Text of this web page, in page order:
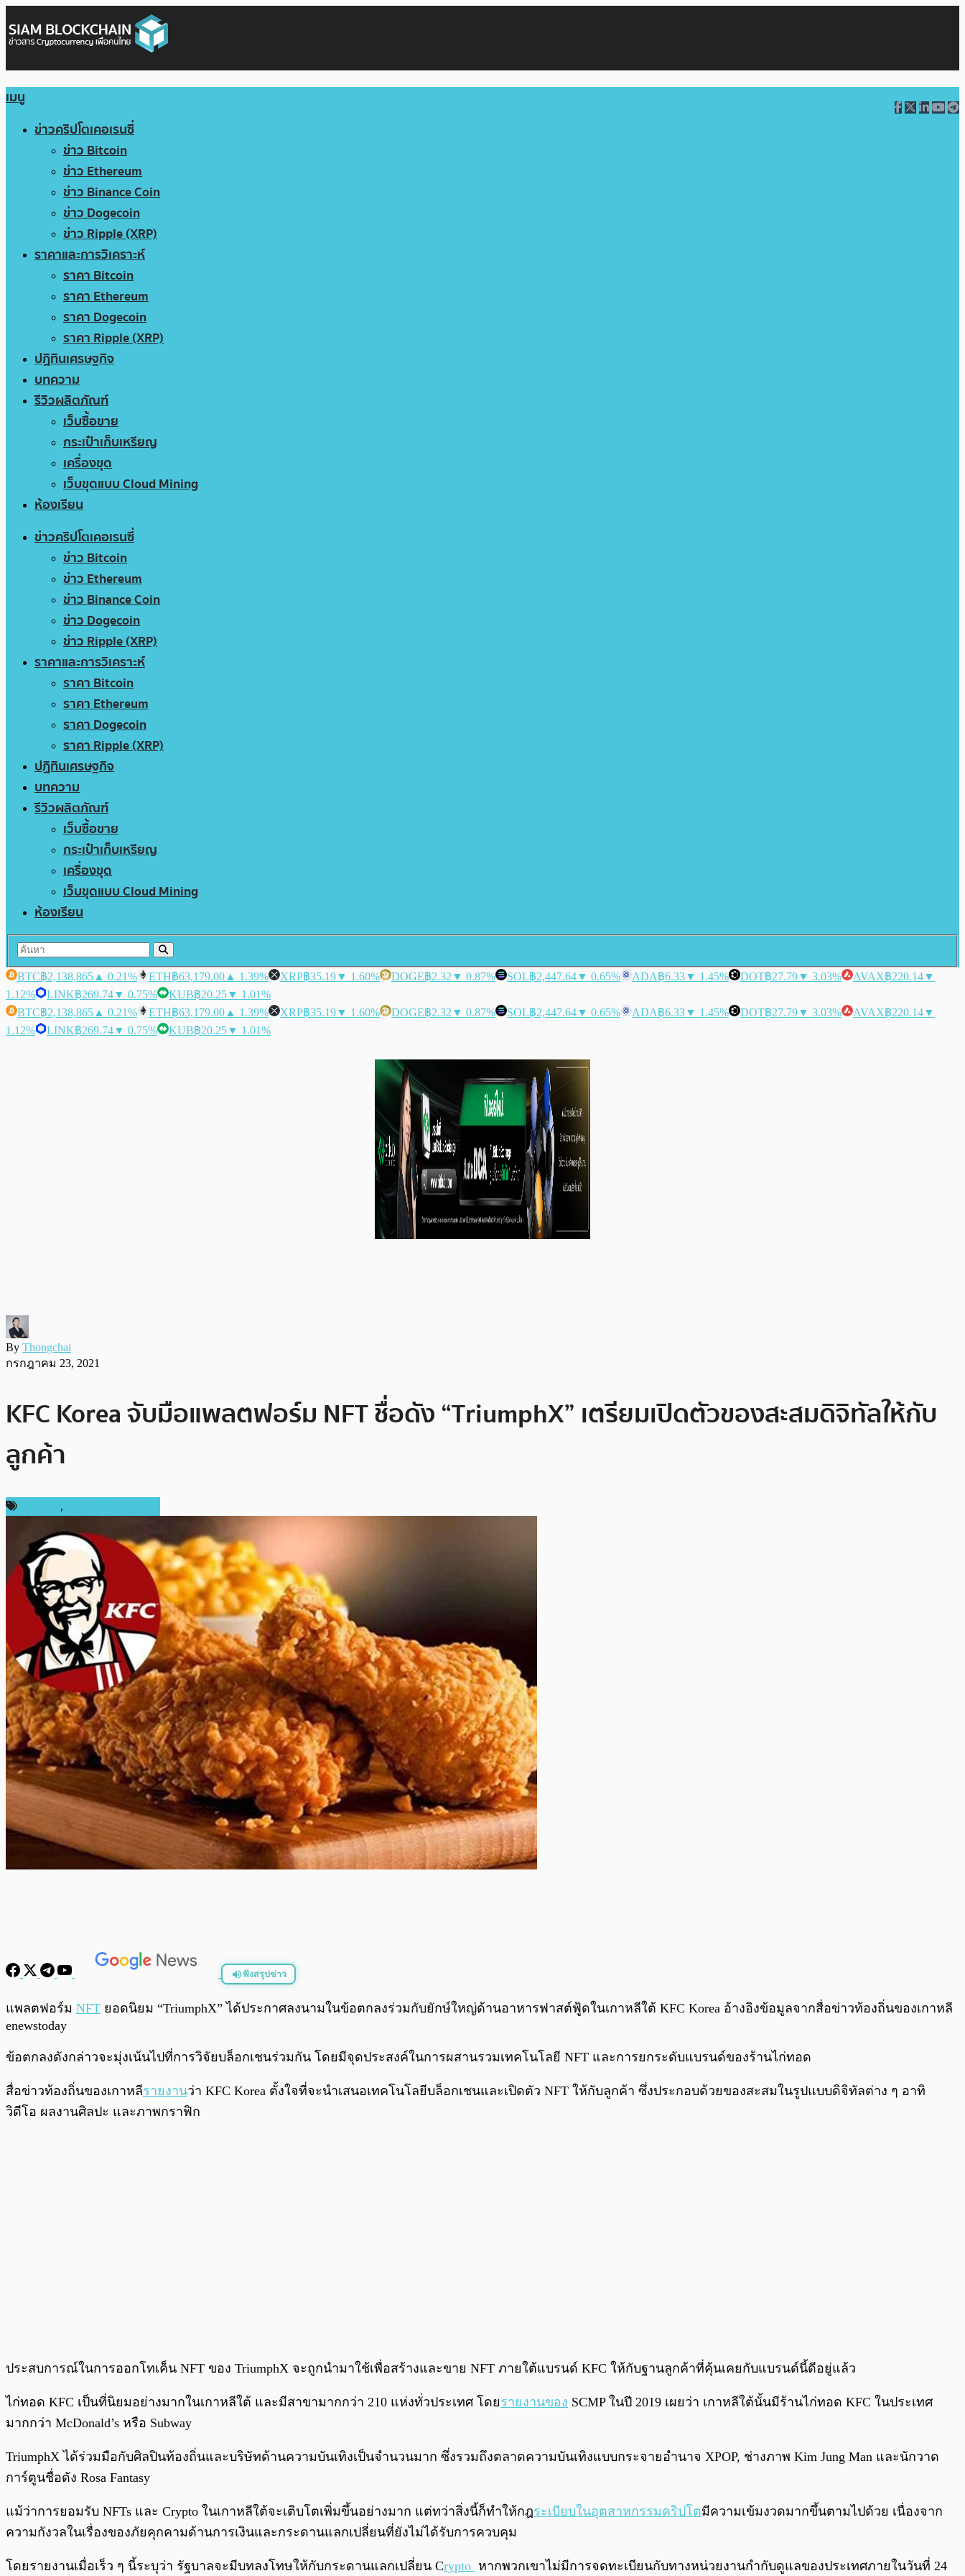
เมนู
ข่าวคริปโตเคอเรนซี่
ข่าว Bitcoin
ข่าว Ethereum
ข่าว Binance Coin
ข่าว Dogecoin
ข่าว Ripple (XRP)
ราคาและการวิเคราะห์
ราคา Bitcoin
ราคา Ethereum
ราคา Dogecoin
ราคา Ripple (XRP)
ปฏิทินเศรษฐกิจ
บทความ
รีวิวผลิตภัณฑ์
เว็บซื้อขาย
กระเป๋าเก็บเหรียญ
เครื่องขุด
เว็บขุดแบบ Cloud Mining
ห้องเรียน
ข่าวคริปโตเคอเรนซี่
ข่าว Bitcoin
ข่าว Ethereum
ข่าว Binance Coin
ข่าว Dogecoin
ข่าว Ripple (XRP)
ราคาและการวิเคราะห์
ราคา Bitcoin
ราคา Ethereum
ราคา Dogecoin
ราคา Ripple (XRP)
ปฏิทินเศรษฐกิจ
บทความ
รีวิวผลิตภัณฑ์
เว็บซื้อขาย
กระเป๋าเก็บเหรียญ
เครื่องขุด
เว็บขุดแบบ Cloud Mining
ห้องเรียน
BTC฿2,138,865 ▲ 0.21% ETH฿63,179.00 ▲ 1.39% XRP฿35.19▼ 1.60% DOGE฿2.32 ▼ 0.87% SOL฿2,447.64▼ 0.65% ADA฿6.33▼ 1.45% DOT฿27.79▼ 3.03% AVAX฿220.14▼
1.12%
LINK฿269.74▼ 0.75% KUB฿20.25▼ 1.01%
BTC฿2,138,865 ▲ 0.21% ETH฿63,179.00 ▲ 1.39% XRP฿35.19▼ 1.60% DOGE฿2.32 ▼ 0.87% SOL฿2,447.64▼ 0.65% ADA฿6.33▼ 1.45% DOT฿27.79▼ 3.03% AVAX฿220.14▼
1.12%
LINK฿269.74▼ 0.75% KUB฿20.25▼ 1.01%
By Thongchai
กรกฎาคม 23, 2021
KFC Korea จับมือแพลตฟอร์ม NFT ชื่อดัง “TriumphX” เตรียมเปิดตัวของสะสมดิจิทัลให้กับ
ลูกค้า
,
ฟังสรุปข่าว
พร้อมเล่น 0:00/
แพลตฟอร์ม NFT ยอดนิยม “TriumphX” ได้ประกาศลงนามในข้อตกลงร่วมกับยักษ์ใหญ่ด้านอาหารฟาสต์ฟู้ดในเกาหลีใต้ KFC Korea อ้างอิงข้อมูลจากสื่อข่าวท้องถิ่นของเกาหลี
enewstoday
ข้อตกลงดังกล่าวจะมุ่งเน้นไปที่การวิจัยบล็อกเชนร่วมกัน โดยมีจุดประสงค์ในการผสานรวมเทคโนโลยี NFT และการยกระดับแบรนด์ของร้านไก่ทอด
สื่อข่าวท้องถิ่นของเกาหลีรายงานว่า KFC Korea ตั้งใจที่จะนำเสนอเทคโนโลยีบล็อกเชนและเปิดตัว NFT ให้กับลูกค้า ซึ่งประกอบด้วยของสะสมในรูปแบบดิจิทัลต่าง ๆ อาทิ
วิดีโอ ผลงานศิลปะ และภาพกราฟิก
ประสบการณ์ในการออกโทเค็น NFT ของ TriumphX จะถูกนำมาใช้เพื่อสร้างและขาย NFT ภายใต้แบรนด์ KFC ให้กับฐานลูกค้าที่คุ้นเคยกับแบรนด์นี้ดีอยู่แล้ว
ไก่ทอด KFC เป็นที่นิยมอย่างมากในเกาหลีใต้ และมีสาขามากกว่า 210 แห่งทั่วประเทศ โดยรายงานของ SCMP ในปี 2019 เผยว่า เกาหลีใต้นั้นมีร้านไก่ทอด KFC ในประเทศ
มากกว่า McDonald’s หรือ Subway
TriumphX ได้ร่วมมือกับศิลปินท้องถิ่นและบริษัทด้านความบันเทิงเป็นจำนวนมาก ซึ่งรวมถึงตลาดความบันเทิงแบบกระจายอำนาจ XPOP, ช่างภาพ Kim Jung Man และนักวาด
การ์ตูนชื่อดัง Rosa Fantasy
แม้ว่าการยอมรับ NFTs และ Crypto ในเกาหลีใต้จะเติบโตเพิ่มขึ้นอย่างมาก แต่ทว่าสิ่งนี้ก็ทำให้กฎระเบียบในอุตสาหกรรมคริปโตมีความเข้มงวดมากขึ้นตามไปด้วย เนื่องจาก
ความกังวลในเรื่องของภัยคุกคามด้านการเงินและกระดานแลกเปลี่ยนที่ยังไม่ได้รับการควบคุม
โดยรายงานเมื่อเร็ว ๆ นี้ระบุว่า รัฐบาลจะมีบทลงโทษให้กับกระดานแลกเปลี่ยน Crypto หากพวกเขาไม่มีการจดทะเบียนกับทางหน่วยงานกำกับดูแลของประเทศภายในวันที่ 24